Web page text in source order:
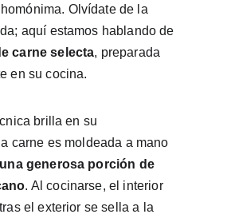
Olvídate de la
aquí estamos hablando de
carne selecta, preparada
en su cocina.
brilla en su
carne es moldeada a mano
generosa porción de
. Al cocinarse, el interior
el exterior se sella a la